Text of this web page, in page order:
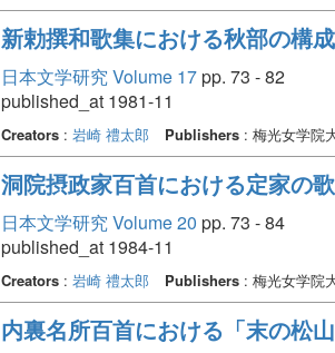
新勅撰和歌集における秋部の構
日本文学研究 Volume 17pp. 73 - 82
published_at 1981-11
Creators: 岩崎 禮太郎 Publishers: 梅光女学院
洞院摂政家百首における定家の
日本文学研究 Volume 20 pp. 73 - 84
published_at 1984-11
Creators: 岩崎 禮太郎 Publishers: 梅光女学院
内裏名所百首における「末の松